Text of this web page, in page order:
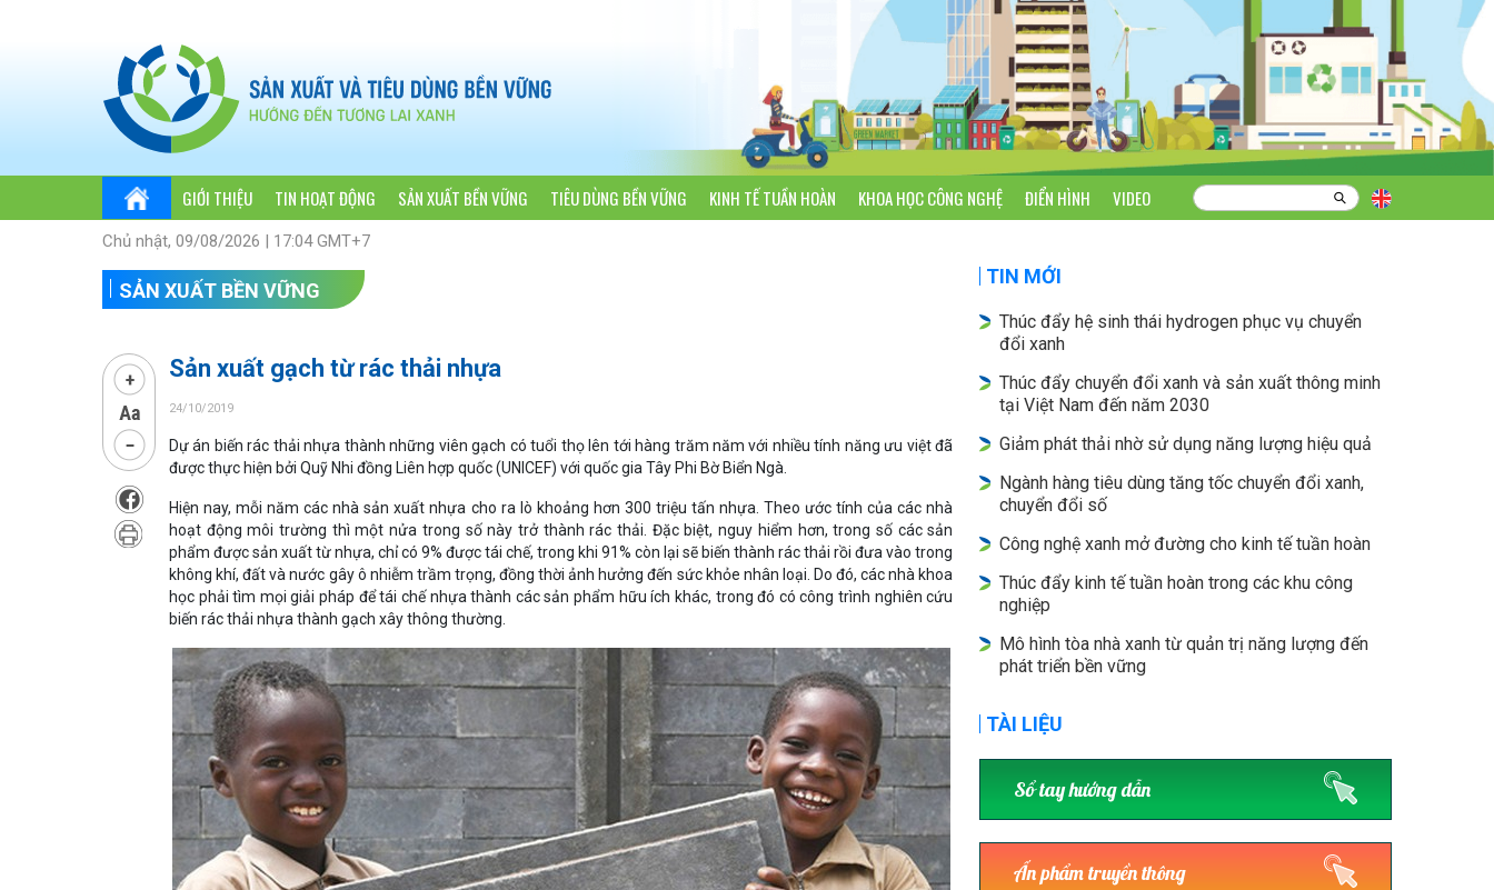
GIỚI THIỆU TIN HOẠT ĐỘNG SẢN XUẤT BỀN VỮNG TIÊU DÙNG BỀN VỮNG KINH TẾ TUẦN HOÀN KHOA HỌC CÔNG NGHỆ ĐIỂN HÌNH VIDEO
Chủ nhật, 09/08/2026 | 17:04 GMT+7
SẢN XUẤT BỀN VỮNG
Sản xuất gạch từ rác thải nhựa
24/10/2019
Dự án biến rác thải nhựa thành những viên gạch có tuổi thọ lên tới hàng trăm năm với nhiều tính năng ưu việt đã
được thực hiện bởi Quỹ Nhi đồng Liên hợp quốc (UNICEF) với quốc gia Tây Phi Bờ Biển Ngà.
Hiện nay, mỗi năm các nhà sản xuất nhựa cho ra lò khoảng hơn 300 triệu tấn nhựa. Theo ước tính của các nhà
hoạt động môi trường thì một nửa trong số này trở thành rác thải. Đặc biệt, nguy hiểm hơn, trong số các sản
phẩm được sản xuất từ nhựa, chỉ có 9% được tái chế, trong khi 91% còn lại sẽ biến thành rác thải rồi đưa vào trong
không khí, đất và nước gây ô nhiễm trầm trọng, đồng thời ảnh hưởng đến sức khỏe nhân loại. Do đó, các nhà khoa
học phải tìm mọi giải pháp để tái chế nhựa thành các sản phẩm hữu ích khác, trong đó có công trình nghiên cứu
biến rác thải nhựa thành gạch xây thông thường.
TIN MỚI
Thúc đẩy hệ sinh thái hydrogen phục vụ chuyển
đổi xanh
Thúc đẩy chuyển đổi xanh và sản xuất thông minh
tại Việt Nam đến năm 2030
Giảm phát thải nhờ sử dụng năng lượng hiệu quả
Ngành hàng tiêu dùng tăng tốc chuyển đổi xanh,
chuyển đổi số
Công nghệ xanh mở đường cho kinh tế tuần hoàn
Thúc đẩy kinh tế tuần hoàn trong các khu công
nghiệp
Mô hình tòa nhà xanh từ quản trị năng lượng đến
phát triển bền vững
TÀI LIỆU
Sổ tay hướng dẫn
Ấn phẩm truyền thông